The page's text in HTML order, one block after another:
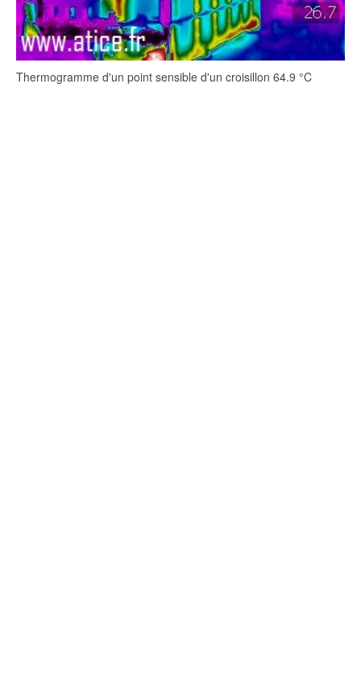
Thermogramme d'un point sensible d'un croisillon 64.9 °C